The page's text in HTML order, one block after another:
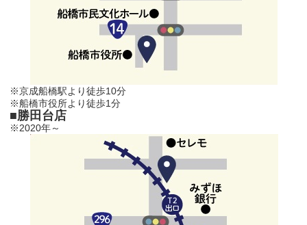
※京成船橋駅より徒歩10分
※船橋市役所より徒歩1分
■勝田台店
※2020年～